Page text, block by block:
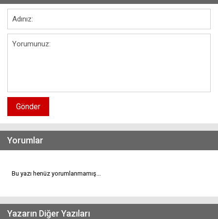
Gönder
Yorumlar
Bu yazı henüz yorumlanmamış...
Yazarın Diğer Yazıları